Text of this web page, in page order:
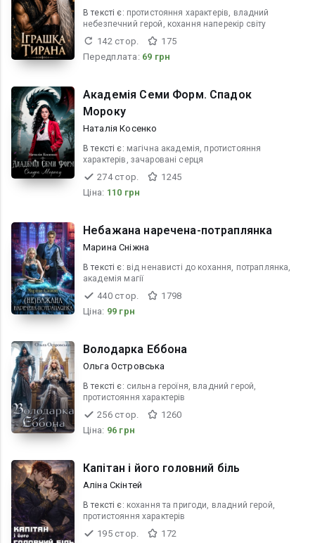
В текcті є: протистояння характерів, владний
небезпечний герой, кохання наперекір світу
142 стор.
175
Передплата: 69 грн
Академія Семи Форм. Спадок
Мороку
Наталія Косенко
В текcті є: магічна академія, протистояння
характерів, зачаровані серця
274 стор.
1245
Ціна: 110 грн
Небажана наречена-потраплянка
Марина Сніжна
В текcті є: від ненависті до кохання, потраплянка,
академія магії
440 стор.
1798
Ціна: 99 грн
Володарка Еббона
Ольга Островська
В текcті є: сильна героїня, владний герой,
протистояння характерів
256 стор.
1260
Ціна: 96 грн
Капітан і його головний біль
Аліна Скінтей
В текcті є: кохання та пригоди, владний герой,
протистояння характерів
195 стор. 172